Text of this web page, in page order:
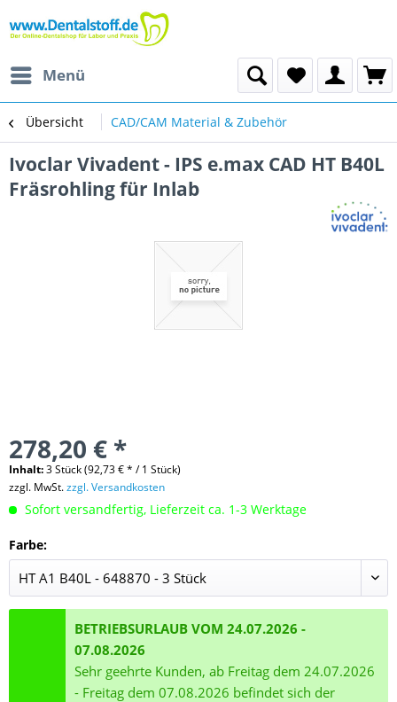
Menü
Übersicht CAD/CAM Material & Zubehör
Ivoclar Vivadent - IPS e.max CAD HT B40L
Fräsrohling für Inlab
278,20 € *
Inhalt:3 Stück (92,73 € * / 1 Stück)
zzgl. MwSt.zzgl. Versandkosten
Sofort versandfertig, Lieferzeit ca. 1-3 Werktage
Farbe:
BETRIEBSURLAUB VOM 24.07.2026 -
07.08.2026
Sehr geehrte Kunden, ab Freitag dem 24.07.2026
- Freitag dem 07.08.2026 befindet sich der